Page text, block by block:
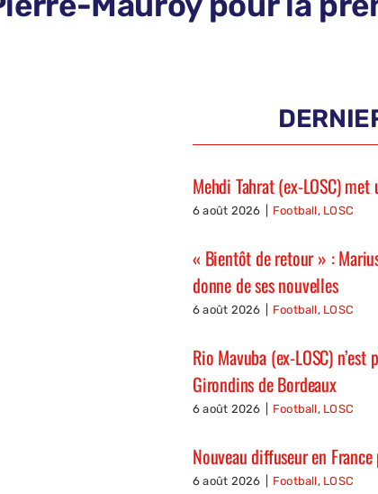
Mehdi Tahrat (ex-LOSC)
6 août 2026 Football, LOSC
« Bientôt de retour » :
donne de ses nouvelles
6 août 2026 Football, LOSC
Rio Mavuba (ex-LOSC) n’est
Girondins de Bordeaux
6 août 2026 Football, LOSC
Nouveau diffuseur en
6 août 2026 Football, LOSC